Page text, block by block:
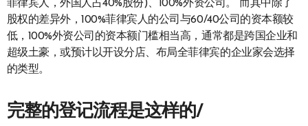
菲律宾人，外国人占40%股份)、100%外资公司。 而其中除了
股权的差异外，100%菲律宾人的公司与60/40公司的资本额较
低，100%外资公司的资本额门槛相当高，通常都是跨国企业和
超级土豪，或预计以开设分店、布局全菲律宾的企业家会选择
的类型。
完整的登记流程是这样的/